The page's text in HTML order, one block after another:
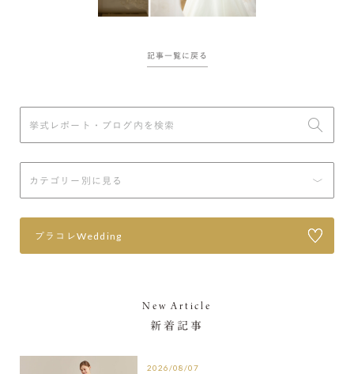
記事一覧に戻る
プラコレWedding
New Article
新着記事
2026/08/07